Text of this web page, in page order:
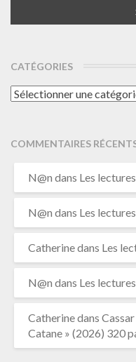
CATÉGORIES
Catégories
COMMENTAIRES
N@n dans Les
N@n dans Les
Catherinedans Les
N@n dans Les
Catherinedans
Catane » (2026) 320